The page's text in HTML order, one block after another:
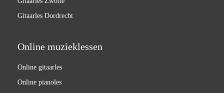
Gitaarles Dordrecht
Online muzieklessen
Online gitaarles
Online pianoles